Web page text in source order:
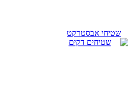
שטיחי אבסטרקט